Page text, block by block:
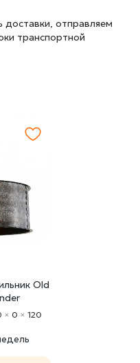
доставки, отправляем
транспортной
Old
× 0 × 120